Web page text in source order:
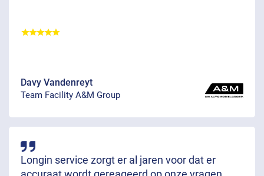
Davy Vandenreyt
Team Facility A&M Group
Longin service zorgt er al jaren voor dat er